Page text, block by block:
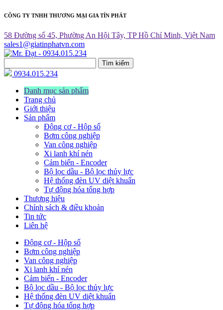
CÔNG TY TNHH THƯƠNG MẠI GIA TÍN PHÁT
58 Đường số 45, Phường An Hội Tây, TP Hồ Chí Minh, Việt Nam
sales1@giatinphatvn.com
Tìm kiếm
0934.015.234
Danh mục sản phẩm
Trang chủ
Giới thiệu
Sản phẩm
Động cơ - Hộp số
Bơm công nghiệp
Van công nghiệp
Xi lanh khí nén
Cảm biến - Encoder
Bộ lọc dầu - Bộ lọc thủy lực
Hệ thống đèn UV diệt khuẩn
Tự động hóa tổng hợp
Thương hiệu
Chính sách & điều khoản
Tin tức
Liên hệ
Động cơ - Hộp số
Bơm công nghiệp
Van công nghiệp
Xi lanh khí nén
Cảm biến - Encoder
Bộ lọc dầu - Bộ lọc thủy lực
Hệ thống đèn UV diệt khuẩn
Tự động hóa tổng hợp